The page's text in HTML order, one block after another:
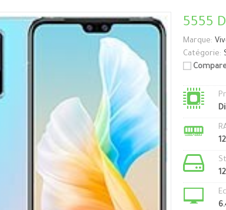
5555
Marque:
Catégorie: